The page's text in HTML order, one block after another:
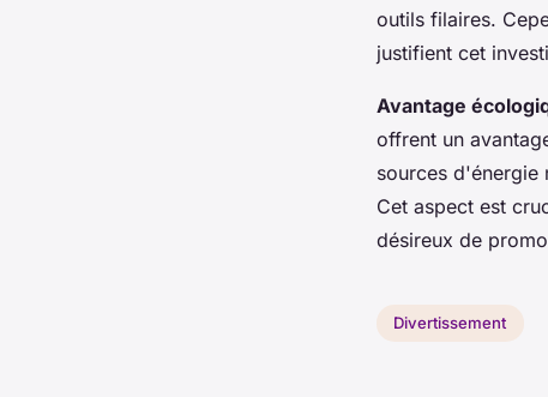
outils filaires.
justifient cet
Avantage
offrent un
sources d'énergie
Cet aspect est
désireux de
Divertissement